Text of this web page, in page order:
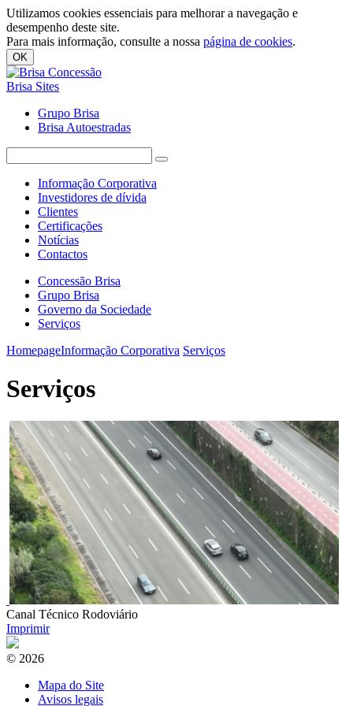
Utilizamos cookies essenciais para melhorar a navegação e
desempenho deste site.
Para mais informação, consulte a nossa página de cookies.
OK
Brisa Sites
Grupo Brisa
Brisa Autoestradas
Informação Corporativa
Investidores de dívida
Clientes
Certificações
Notícias
Contactos
Concessão Brisa
Grupo Brisa
Governo da Sociedade
Serviços
HomepageInformação Corporativa Serviços
Serviços
Canal Técnico Rodoviário
Imprimir
© 2026
Mapa do Site
Avisos legais